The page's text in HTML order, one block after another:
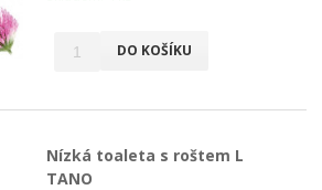
DO KOŠÍKU
Nízká toaleta s roštem L
TANO